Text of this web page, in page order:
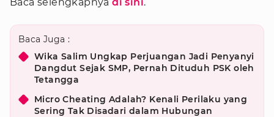
Baca Juga :
Wika Salim Ungkap Perjuangan Jadi Penyanyi
Dangdut Sejak SMP, Pernah Dituduh PSK oleh
Tetangga
Micro Cheating Adalah? Kenali Perilaku yang
Sering Tak Disadari dalam Hubungan